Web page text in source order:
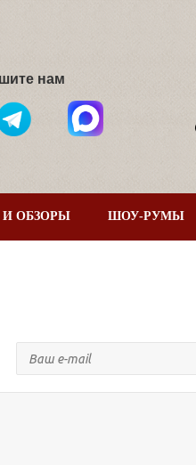
нам
ОБЗОРЫ ШОУ-РУМЫ